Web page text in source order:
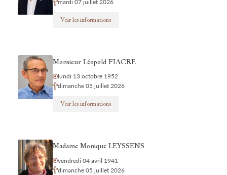
mardi 07 juillet 2026
Voir les informations
Monsieur Léopold FIACRE
lundi 13 octobre 1952
dimanche 05 juillet 2026
Voir les informations
Madame Monique LEYSSENS
vendredi 04 avril 1941
dimanche 05 juillet 2026